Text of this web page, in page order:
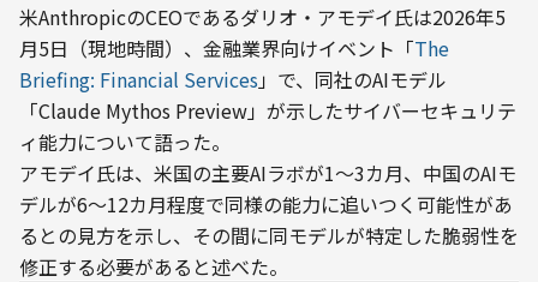
米AnthropicのCEOであるダリオ・アモデイ氏は2026年5
月5日（現地時間）、金融業界向けイベント「The
Briefing: Financial Services 」で、同社のAIモデル
「Claude Mythos Preview」が示したサイバーセキュリテ
ィ能力について語った。
アモデイ氏は、米国の主要AIラボが1〜3カ月、中国のAIモ
デルが6〜12カ月程度で同様の能力に追いつく可能性があ
るとの見方を示し、その間に同モデルが特定した脆弱性を
修正する必要があると述べた。